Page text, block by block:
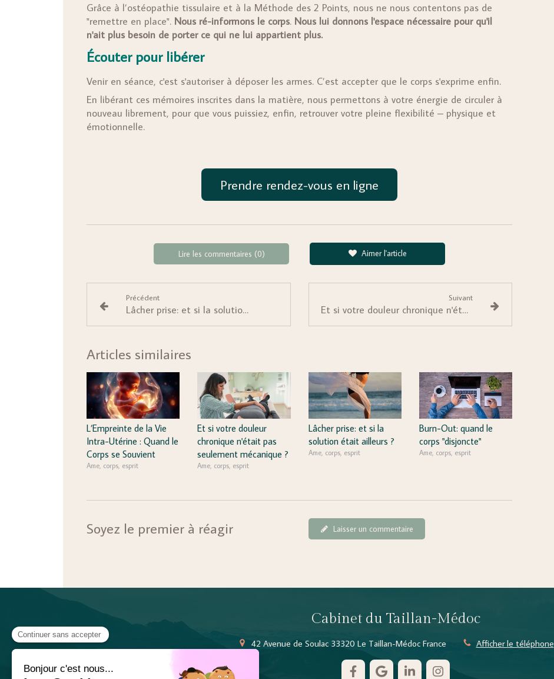
Grâce à l’ostéopathie tissulaire et à la Méthode des 2 Points, nous ne nous contentons pas de
"remettre en place". Nous ré-informons le corps. Nous lui donnons l'espace nécessaire pour qu'il
n'ait plus besoin de porter ce qui ne lui appartient plus.
Écouter pour libérer
Venir en séance, c'est s'autoriser à déposer les armes. C’est accepter que le corps s'exprime enfin.
En libérant ces mémoires inscrites dans la matière, nous permettons à votre énergie de circuler à
nouveau librement, pour que vous puissiez, enfin, retrouver votre pleine flexibilité – physique et
émotionnelle.
Prendre rendez-vous en ligne
Lire les commentaires (0) Aimer l'article
Précédent
Lâcher prise: et si la solution était ailleurs ?
Suivant
Et si votre douleur chronique n'était pas seulement mécanique ?
Articles similaires
L’Empreinte de la Vie
Intra-Utérine : Quand le
Corps se Souvient
Ame, corps, esprit
Et si votre douleur
chronique n'était pas
seulement mécanique ?
Ame, corps, esprit
Lâcher prise: et si la
solution était ailleurs ?
Ame, corps, esprit
Burn-Out: quand le
corps "disjoncte"
Ame, corps, esprit
Soyez le premier à réagir Laisser un commentaire
Cabinet du Taillan-Médoc
42 Avenue de Soulac 33320 Le Taillan-Médoc France Afficher le téléphone